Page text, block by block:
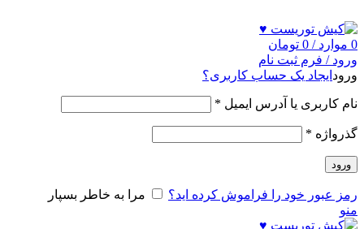
0 موارد /
0 تومان
ورود / فرم ثبت نام
ورود ایجاد یک حساب کاربری؟
نام کاربری یا آدرس ایمیل *
گذرواژه *
ورود
رمز عبور خود را فراموش کرده اید؟
مرا به خاطر بسپار
منو